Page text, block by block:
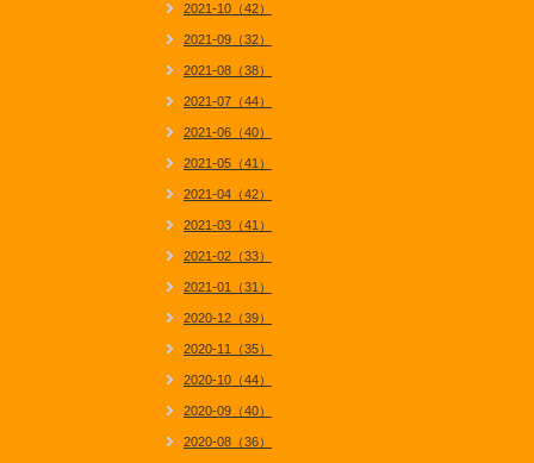
2021-10（42）
2021-09（32）
2021-08（38）
2021-07（44）
2021-06（40）
2021-05（41）
2021-04（42）
2021-03（41）
2021-02（33）
2021-01（31）
2020-12（39）
2020-11（35）
2020-10（44）
2020-09（40）
2020-08（36）